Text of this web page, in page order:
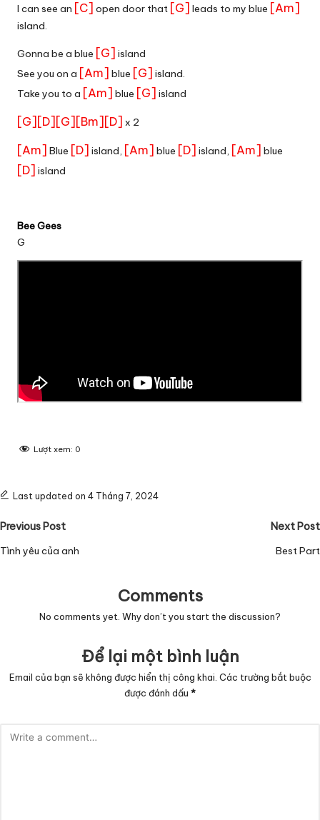
I can see an [C] open door that [G] leads to my blue [Am]
island.
Gonna be a blue [G] island
See you on a [Am] blue [G] island.
Take you to a [Am] blue [G] island
[G] [D] [G] [Bm] [D] x 2
[Am] Blue [D] island, [Am] blue [D] island, [Am] blue
[D] island
Bee Gees
G
Lượt xem: 0
Last updated on 4 Tháng 7, 2024
Post
navigation
Previous Post
Tình yêu của anh
Next Post
Best Part
Comments
No comments yet. Why don’t you start the discussion?
Để lại một bình luận
Email của bạn sẽ không được hiển thị công khai. Các trường bắt buộc
được đánh dấu *